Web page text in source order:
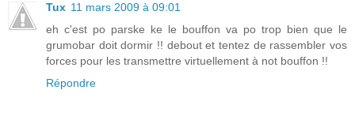
Tux 11 mars 2009 à 09:01
eh c'est po parske ke le bouffon va po trop bien que le
grumobar doit dormir !! debout et tentez de rassembler vos
forces pour les transmettre virtuellement à not bouffon !!
Répondre